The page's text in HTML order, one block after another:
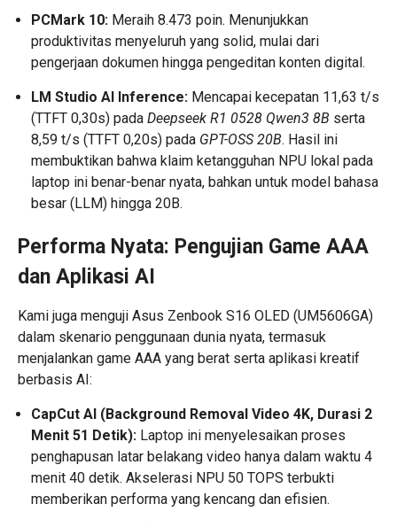
PCMark 10: Meraih 8.473 poin. Menunjukkan
produktivitas menyeluruh yang solid, mulai dari
pengerjaan dokumen hingga pengeditan konten digital.
LM Studio AI Inference: Mencapai kecepatan 11,63 t/s
(TTFT 0,30s) pada Deepseek R1 0528 Qwen3 8B serta
8,59 t/s (TTFT 0,20s) pada GPT-OSS 20B. Hasil ini
membuktikan bahwa klaim ketangguhan NPU lokal pada
laptop ini benar-benar nyata, bahkan untuk model bahasa
besar (LLM) hingga 20B.
Performa Nyata: Pengujian Game AAA
dan Aplikasi AI
Kami juga menguji Asus Zenbook S16 OLED (UM5606GA)
dalam skenario penggunaan dunia nyata, termasuk
menjalankan game AAA yang berat serta aplikasi kreatif
berbasis AI:
CapCut AI (Background Removal Video 4K, Durasi 2
Menit 51 Detik): Laptop ini menyelesaikan proses
penghapusan latar belakang video hanya dalam waktu 4
menit 40 detik. Akselerasi NPU 50 TOPS terbukti
memberikan performa yang kencang dan efisien.